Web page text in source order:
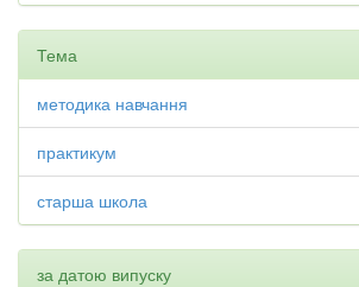
Тема
методика навчання
практикум
старша школа
за датою випуску